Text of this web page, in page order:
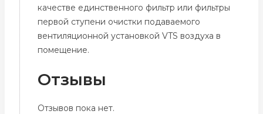
качестве единственного фильтр или фильтры
первой ступени очистки подаваемого
вентиляционной установкой VTS воздуха в
помещение.
Отзывы
Отзывов пока нет.